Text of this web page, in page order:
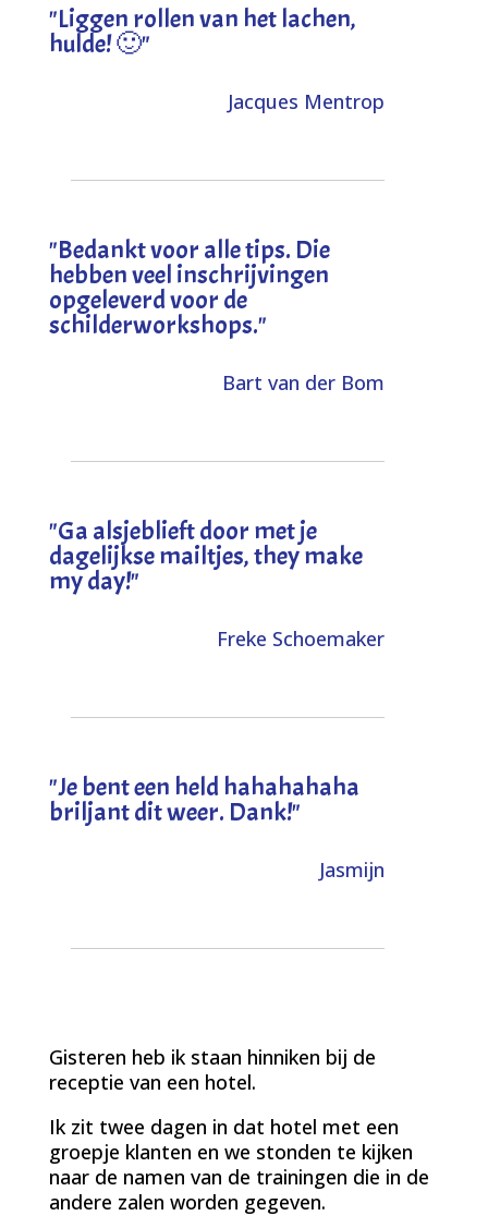
"Liggen rollen van het lachen,
hulde! 🙂"
Jacques Mentrop
"Bedankt voor alle tips. Die
hebben veel inschrijvingen
opgeleverd voor de
schilderworkshops."
Bart van der Bom
"Ga alsjeblieft door met je
dagelijkse mailtjes, they make
my day!"
Freke Schoemaker
"Je bent een held hahahahaha
briljant dit weer. Dank!"
Jasmijn
Gisteren heb ik staan hinniken bij de
receptie van een hotel.
Ik zit twee dagen in dat hotel met een
groepje klanten en we stonden te kijken
naar de namen van de trainingen die in de
andere zalen worden gegeven.